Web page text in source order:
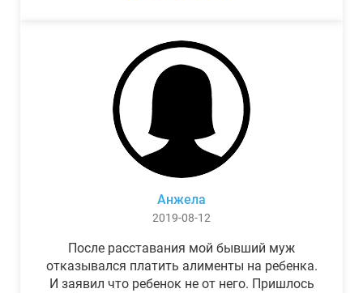
Анжела
2019-08-12
После расставания мой бывший муж
отказывался платить алименты на ребенка.
И заявил что ребенок не от него. Пришлось